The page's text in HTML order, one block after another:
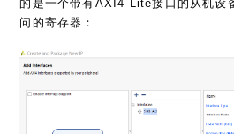
的是一个带有AXI4-Lite接口的从机设
问的寄存器：